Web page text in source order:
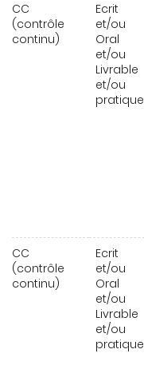
CC
(contrôle
continu)
Ecrit
et/ou
Oral
et/ou
Livrable
et/ou
pratique
CC
(contrôle
continu)
Ecrit
et/ou
Oral
et/ou
Livrable
et/ou
pratique